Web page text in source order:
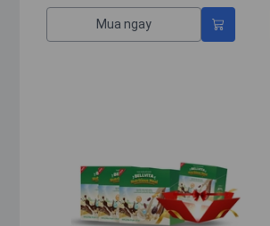
Phụ Nữ 100ML
Mua ngay